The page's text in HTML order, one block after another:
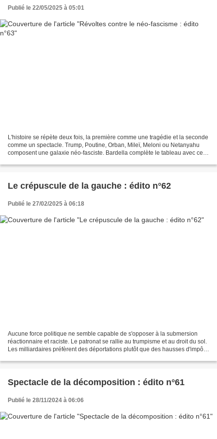
Publié le 22/05/2025 à 05:01
L'histoire se répète deux fois, la première comme une tragédie et la seconde
comme un spectacle. Trump, Poutine, Orban, Mileï, Meloni ou Netanyahu
composent une galaxie néo-fasciste. Bardella complète le tableau avec cette
Le crépuscule de la gauche : édito n°62
Publié le 27/02/2025 à 06:18
Aucune force politique ne semble capable de s'opposer à la submersion
réactionnaire et raciste. Le patronat se rallie au trumpisme et au droit du sol.
Les milliardaires préfèrent des déportations plutôt que des hausses d'impôts.
Spectacle de la décomposition : édito n°61
Publié le 28/11/2024 à 06:06